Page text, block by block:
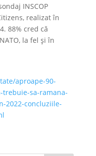
INSCOP
realizat în
88% cred că
la fel și în
aproape-90-
sa-ramana-
2022-concluziile-